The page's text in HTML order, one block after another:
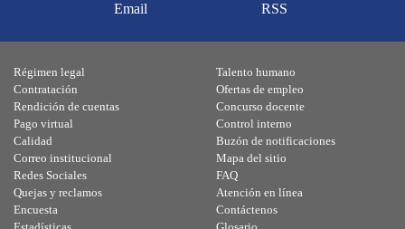
Email RSS
Régimen legal
Contratación
Rendición de cuentas
Pago virtual
Calidad
Talento humano
Ofertas de empleo
Concurso docente
Control interno
Buzón de notificaciones
Correo institucional
Redes Sociales
Quejas y reclamos
Encuesta
Mapa del sitio
FAQ
Atención en línea
Contáctenos